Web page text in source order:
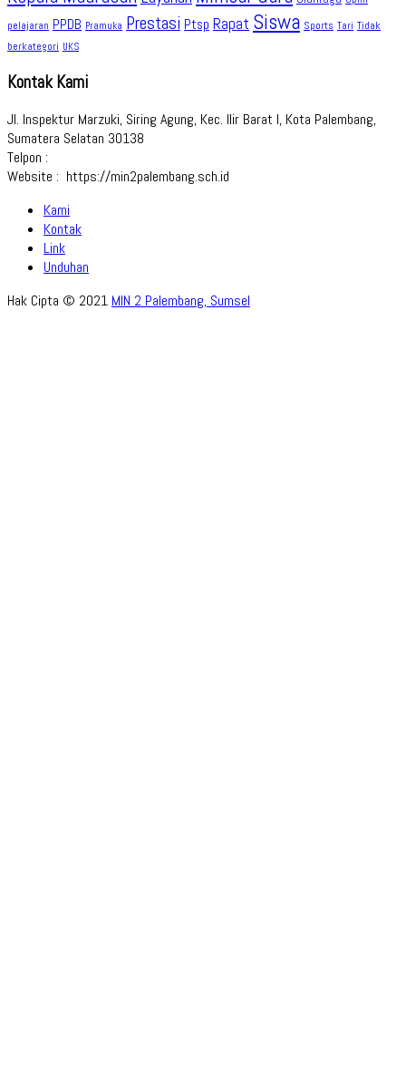
pelajaran PPDB Pramuka Prestasi Ptsp Rapat Siswa Sports Tari Tidak
berkategori UKS
Kontak Kami
Jl. Inspektur Marzuki, Siring Agung, Kec. Ilir Barat I, Kota Palembang,
Sumatera Selatan 30138
Telpon :
Website : https://min2palembang.sch.id
Kami
Kontak
Link
Unduhan
Hak Cipta © 2021 MIN 2 Palembang, Sumsel